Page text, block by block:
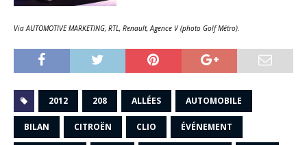
Via AUTOMOTIVE MARKETING, RTL, Renault, Agence V (photo Golf Métro).
2012 208 ALLÉES AUTOMOBILE
BILAN CITROËN CLIO ÉVÉNEMENT